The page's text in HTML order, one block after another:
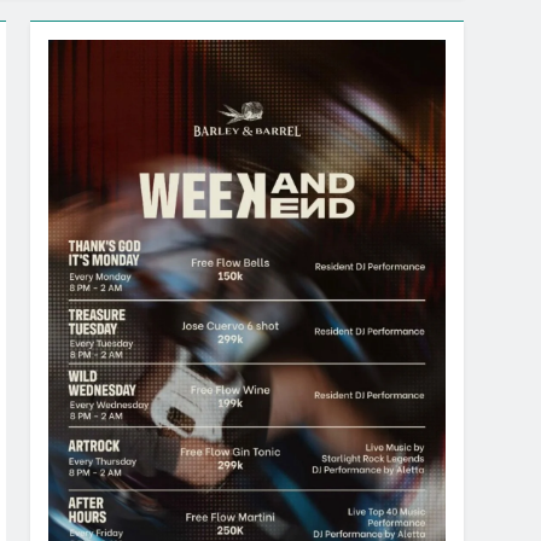
“Indonesia Shopping Festival 2026”
& DISKON BELANJA DI LIPPO PLAZA